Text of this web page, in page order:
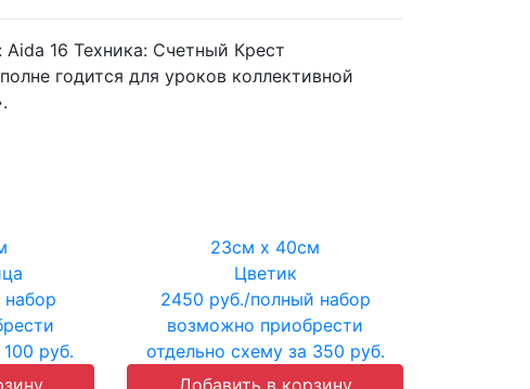
Aida 16 Техника: Счетный Крест
годится для уроков коллективной
руб.
23см х 40см
Цветик
2450 руб./полный набор
возможно приобрести
отдельно схему за 350 руб.